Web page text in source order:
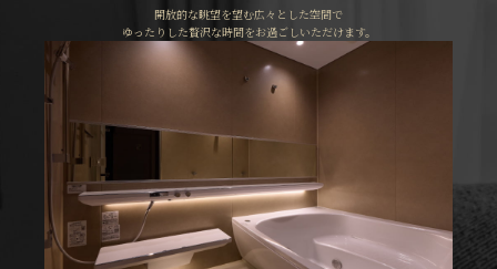
開放的な眺望を望む広々とした空間で
ゆったりした贅沢な時間をお過ごしいただけます。